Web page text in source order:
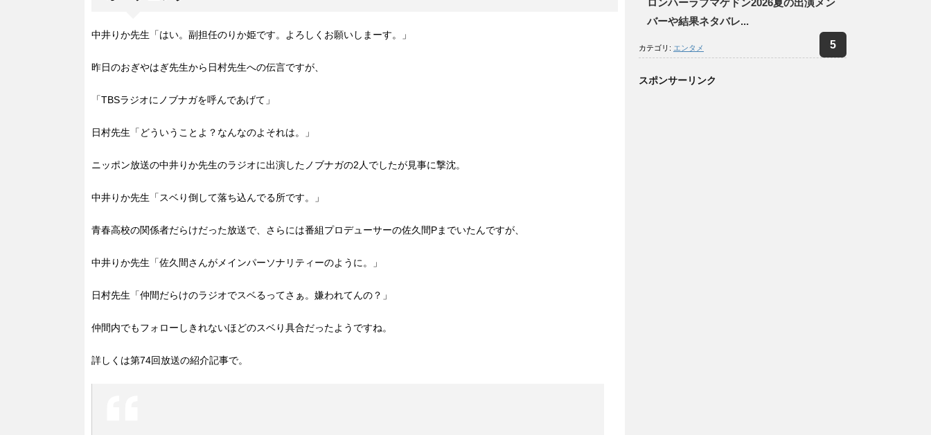
中井りか先生「はい。副担任のりか姫です。よろしくお願いしまーす。」
昨日のおぎやはぎ先生から日村先生への伝言ですが、
「TBSラジオにノブナガを呼んであげて」
日村先生「どういうことよ？なんなのよそれは。」
ニッポン放送の中井りか先生のラジオに出演したノブナガの2人でしたが見事に撃沈。
中井りか先生「スベり倒して落ち込んでる所です。」
青春高校の関係者だらけだった放送で、さらには番組プロデューサーの佐久間Pまでいたんですが、
中井りか先生「佐久間さんがメインパーソナリティーのように。」
日村先生「仲間だらけのラジオでスベるってさぁ。嫌われてんの？」
仲間内でもフォローしきれないほどのスベり具合だったようですね。
詳しくは第74回放送の紹介記事で。
バーや結果ネタバレ...
カテゴリ: エンタメ
スポンサーリンク